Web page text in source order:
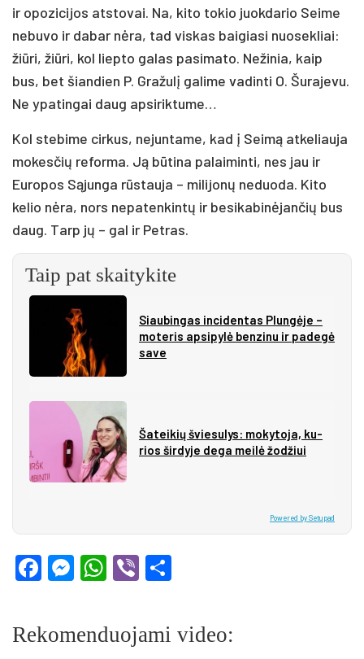
ir opozicijos atstovai. Na, kito tokio juokdario Seime
nebuvo ir dabar nėra, tad viskas baigiasi nuosekliai:
žiūri, žiūri, kol liepto galas pasimato. Nežinia, kaip
bus, bet šiandien P. Gražulį galime vadinti O. Šurajevu.
Ne ypatingai daug apsiriktume…
Kol stebime cirkus, nejuntame, kad į Seimą atkeliauja
mokesčių reforma. Ją būtina palaiminti, nes jau ir
Europos Sąjunga rūstauja – milijonų neduoda. Kito
kelio nėra, nors nepatenkintų ir besikabinėjančių bus
daug. Tarp jų – gal ir Petras.
Taip pat skaitykite
Siau­bin­gas in­ci­den­tas Plun­gė­je –
mo­te­ris ap­si­py­lė ben­zi­nu ir pa­de­gė
sa­ve
Ša­tei­kių švie­su­lys: mo­ky­to­ja, ku­
rios šir­dy­je de­ga mei­lė žo­džiui
Powered by Setupad
Facebook
Messenger
WhatsApp
Viber
Rekomenduojami video: